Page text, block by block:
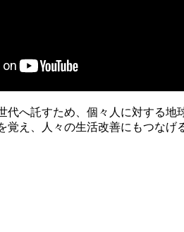
代へ託すため、個々人に対する
覚え、人々の生活改善にもつなげ